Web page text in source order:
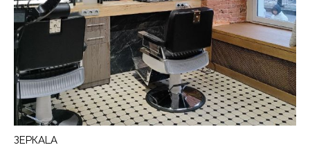
ЗЕРКАLА